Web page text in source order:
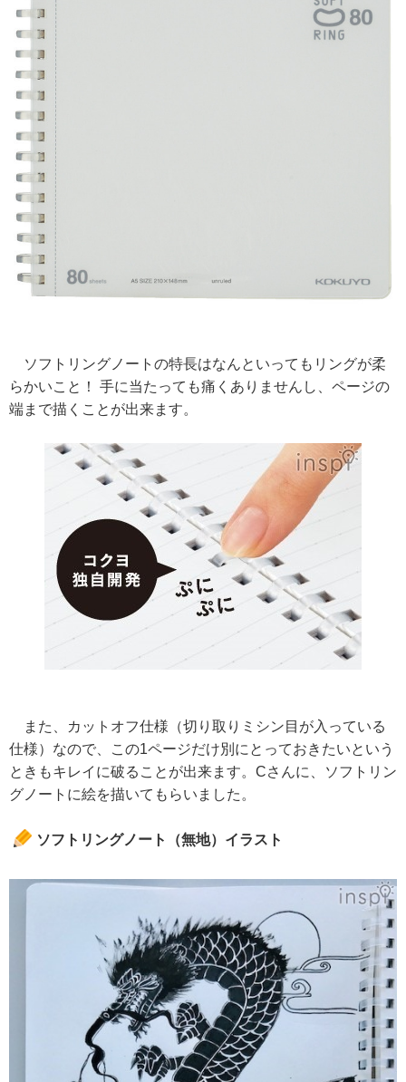
ソフトリングノートの特長はなんといってもリングが柔
らかいこと！ 手に当たっても痛くありませんし、ページの
端まで描くことが出来ます。
また、カットオフ仕様（切り取りミシン目が入っている
仕様）なので、この1ページだけ別にとっておきたいという
ときもキレイに破ることが出来ます。Cさんに、ソフトリン
グノートに絵を描いてもらいました。
ソフトリングノート（無地）イラスト